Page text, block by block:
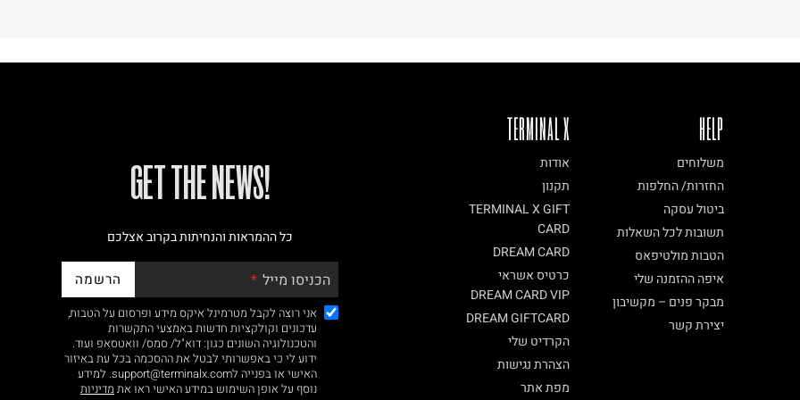
!GET THE NEWS
כל ההמראות והנחיתות בקרוב אצלכם
הכניסו מייל הרשמה
אני רוצה לקבל מטרמינל איקס מידע ופרסום על הטבות,
עדכונים וקולקציות חדשות באמצעי התקשרות
והטכנולוגיה השונים כגון: דוא"ל/ סמס/ וואטסאפ ועוד.
ידוע לי כי באפשרותי לבטל את ההסכמה בכל עת באיזור
האישי או בפנייה לsupport@terminalx.com. למידע
נוסף על אופן השימוש במידע האישי ראו את מדיניות
TERMINAL X
אודות
תקנון
TERMINAL X GIFT
CARD
DREAM CARD
כרטיס אשראי
DREAM CARD VIP
DREAM GIFTCARD
הקרדיט שלי
הצהרת נגישות
מפת אתר
HELP
משלוחים
החזרות/ החלפות
ביטול עסקה
תשובות לכל השאלות
הטבות מולטיפאס
איפה ההזמנה שלי
מבקר פנים – מקשיבון
יצירת קשר